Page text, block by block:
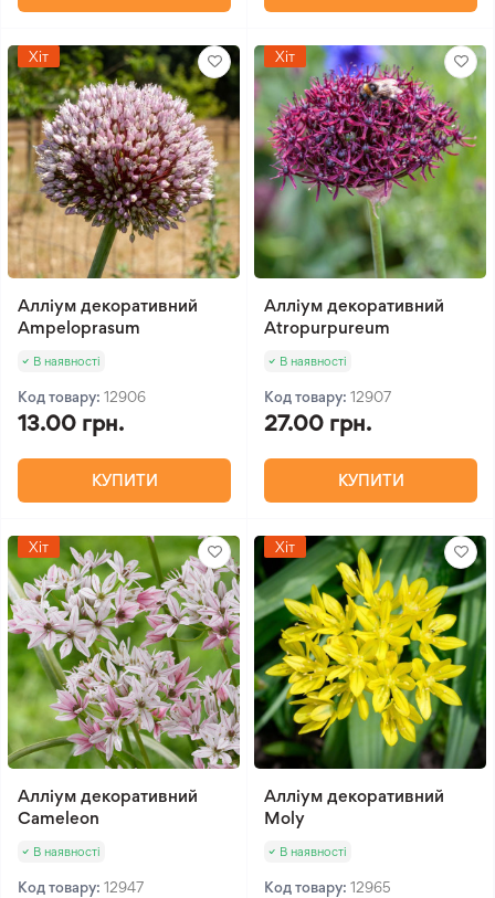
Хіт
Алліум декоративний
Ampeloprasum
В наявності
Код товару: 12906
13.00 грн.
КУПИТИ
Хіт
Алліум декоративний
Atropurpureum
В наявності
Код товару: 12907
27.00 грн.
КУПИТИ
Хіт
Алліум декоративний
Cameleon
В наявності
Код товару: 12947
Хіт
Алліум декоративний
Moly
В наявності
Код товару: 12965